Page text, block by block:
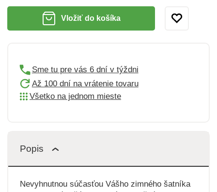
Vložiť do košíka
Sme tu pre vás 6 dní v týždni
Až 100 dní na vrátenie tovaru
Všetko na jednom mieste
Popis
Nevyhnutnou súčasťou Vášho zimného šatníka